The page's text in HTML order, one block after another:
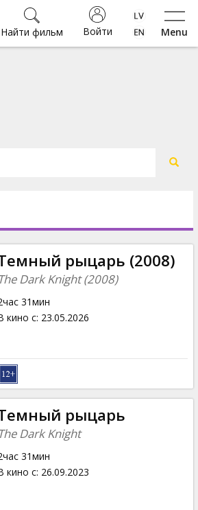
Menu
Войти
Найти фильм
рыцарь (2008)
The Dark Knight (2008)
31мин
кино с: 23.05.2026
рыцарь
The Dark Knight
31мин
кино с: 26.09.2023